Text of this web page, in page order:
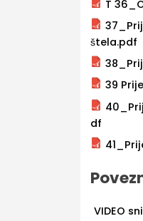
T
štela.pdf
39
df
VIDEO